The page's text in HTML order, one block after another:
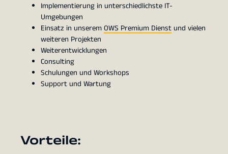
Implementierung in unterschiedlichste IT-
Umgebungen
Einsatz in unseremOWS Premium Dienstund vielen
weiteren Projekten
Weiterentwicklungen
Consulting
Schulungen und Workshops
Support und Wartung
Vorteile: